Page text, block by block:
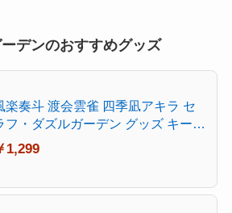
デンのおすすめグッズ
楽奏斗 渡会雲雀 四季凪アキラ セ
フ・ダズルガーデン グッズ キーホ
ダー アクリル キーチェーン コス
プレ小物 携帯 鍵 自動車 かばん ペン
1,299